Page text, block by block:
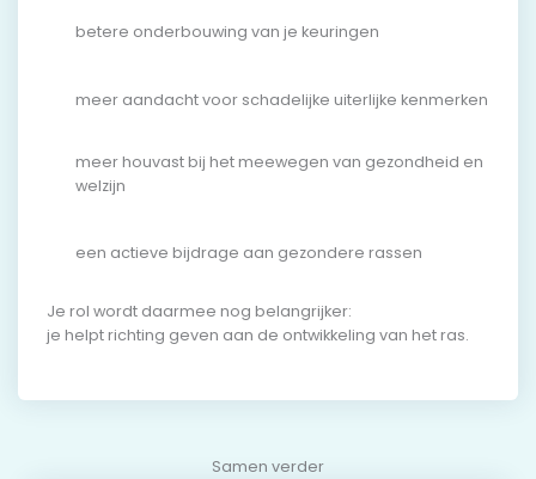
betere onderbouwing van je keuringen
meer aandacht voor schadelijke uiterlijke kenmerken
meer houvast bij het meewegen van gezondheid en
welzijn
een actieve bijdrage aan gezondere rassen
Je rol wordt daarmee nog belangrijker:
je helpt richting geven aan de ontwikkeling van het ras.
Samen verder